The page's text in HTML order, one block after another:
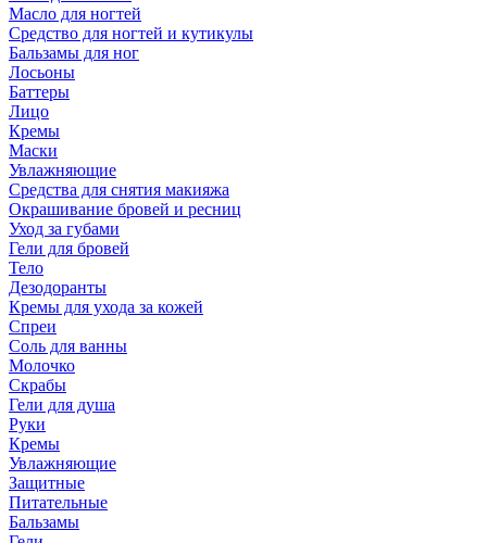
Масло для ногтей
Средство для ногтей и кутикулы
Бальзамы для ног
Лосьоны
Баттеры
Лицо
Кремы
Маски
Увлажняющие
Средства для снятия макияжа
Окрашивание бровей и ресниц
Уход за губами
Гели для бровей
Тело
Дезодоранты
Кремы для ухода за кожей
Спреи
Соль для ванны
Молочко
Скрабы
Гели для душа
Руки
Кремы
Увлажняющие
Защитные
Питательные
Бальзамы